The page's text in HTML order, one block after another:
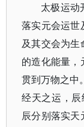
太极运动
落实元会运世
及其交会为生
的造化能量
贯到万物之中
经天之运，
辰分别落实天